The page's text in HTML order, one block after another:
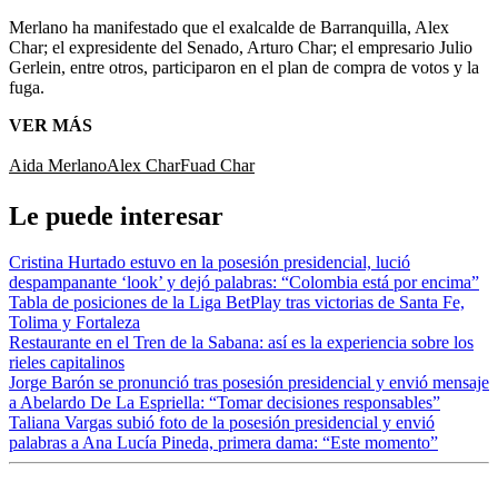
Merlano ha manifestado que el exalcalde de Barranquilla, Alex
Char; el expresidente del Senado, Arturo Char; el empresario Julio
Gerlein, entre otros, participaron en el plan de compra de votos y la
fuga.
VER MÁS
Aida MerlanoAlex CharFuad Char
Le puede interesar
Cristina Hurtado estuvo en la posesión presidencial, lució
despampanante ‘look’ y dejó palabras: “Colombia está por encima”
Tabla de posiciones de la Liga BetPlay tras victorias de Santa Fe,
Tolima y Fortaleza
Restaurante en el Tren de la Sabana: así es la experiencia sobre los
rieles capitalinos
Jorge Barón se pronunció tras posesión presidencial y envió mensaje
a Abelardo De La Espriella: “Tomar decisiones responsables”
Taliana Vargas subió foto de la posesión presidencial y envió
palabras a Ana Lucía Pineda, primera dama: “Este momento”